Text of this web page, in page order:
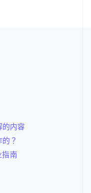
内容
？
指南